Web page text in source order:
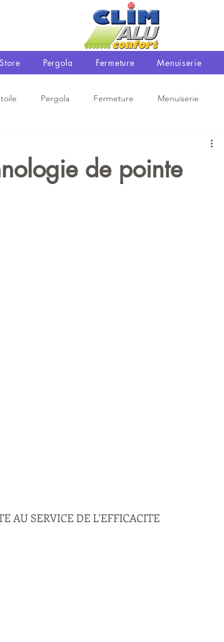
Store Pergola Fermeture Menuiserie
Pergola Fermeture Menuiserie
de pointe
AU SERVICE DE L'EFFICACITE